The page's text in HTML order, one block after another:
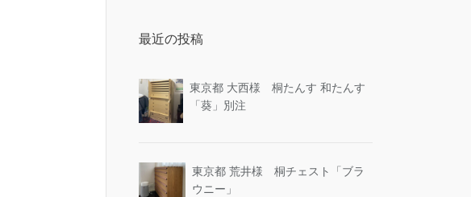
最近の投稿
東京都 大西様 桐たんす 和たんす
「葵」別注
東京都 荒井様 桐チェスト「ブラ
ウニー」